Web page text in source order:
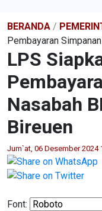
BERANDA /
Pembayaran
LPS
Nasabah
Bireuen
Jum`at, 06 Desember 2024
Font: